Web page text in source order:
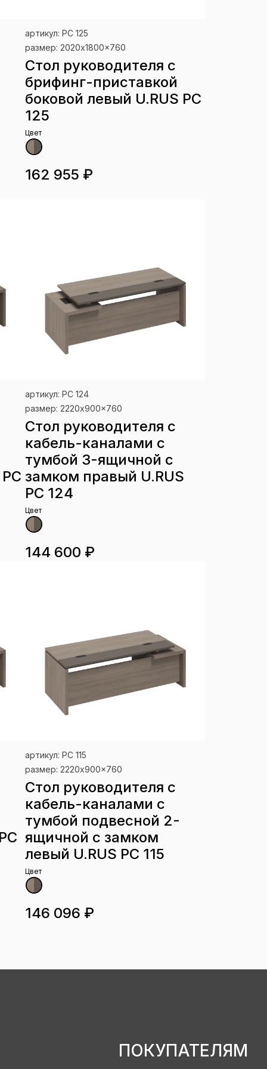
артикул: РС 125
размер: 2020x1800x760
Стол руководителя с
брифинг-приставкой
боковой левый U.RUS РС
125
Цвет
162 955 ₽
РС
артикул: РС 124
размер: 2220x900x760
Стол руководителя с
кабель-каналами с
тумбой 3-ящичной с
замком правый U.RUS
РС 124
Цвет
144 600 ₽
артикул: РС 115
размер: 2220x900x760
Стол руководителя с
кабель-каналами с
тумбой подвесной 2-
ящичной с замком
левый U.RUS РС 115
Цвет
146 096 ₽
ПОКУПАТЕЛЯМ